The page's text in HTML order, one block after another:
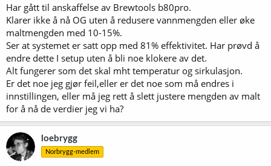
t
r
o
Har gått til anskaffelse av Brewtools b80pro.
Klarer ikke å nå OG uten å redusere vannmengden eller øke
maltmengden med 10-15%.
Ser at systemet er satt opp med 81% effektivitet. Har prøvd å
endre dette I setup uten å bli noe klokere av det.
Alt fungerer som det skal mht temperatur og sirkulasjon.
Er det noe jeg gjør feil,eller er det noe som må endres i
innstillingen, eller må jeg rett å slett justere mengden av malt
for å nå de verdier jeg vi ha?
loebrygg
Norbrygg-medlem